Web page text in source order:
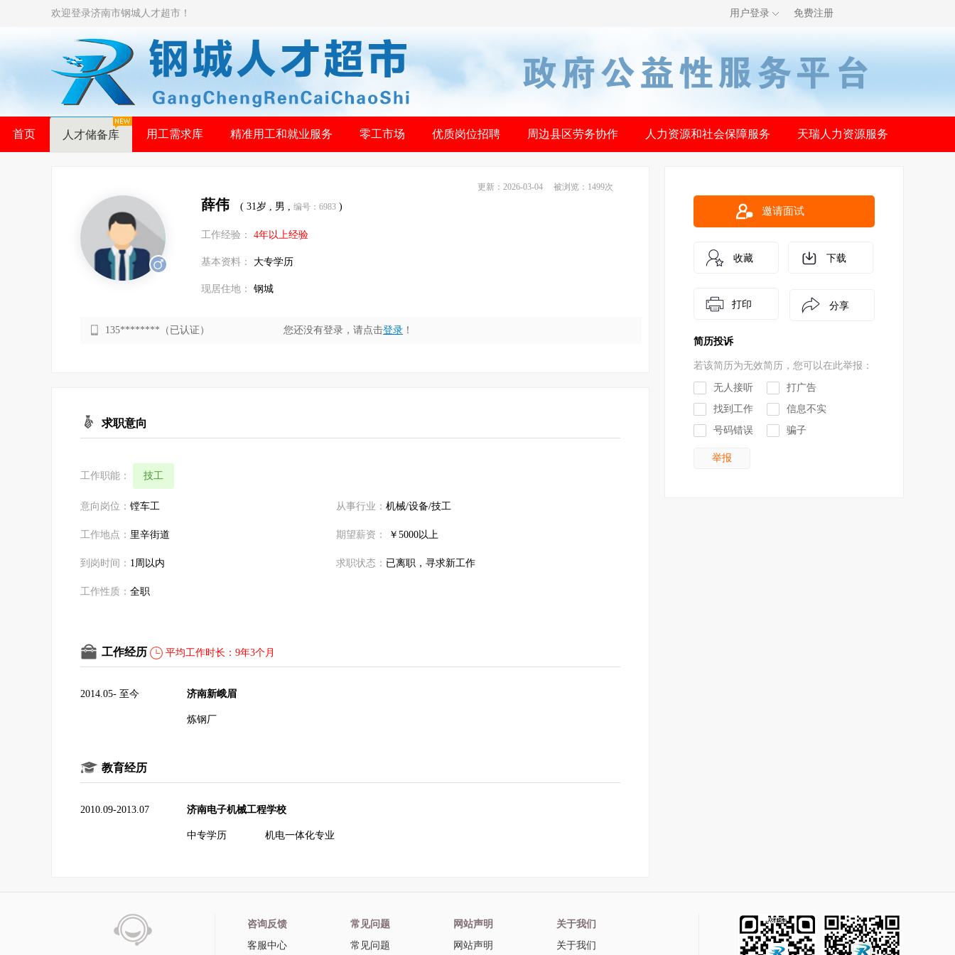
欢迎登录济南市钢城人才超市！ 用户登录 免费注册
首页 人才储备库 用工需求库 精准用工和就业服务 零工市场 优质岗位招聘 周边县区劳务协作 人力资源和社会保障服务 天瑞人力资源服务
更新：2026-03-04 被浏览： 1499次
薛伟 ( 31岁 , 男 , 编号：6983 )
工作经验： 4年以上经验
基本资料： 大专学历
现居住地： 钢城
135******** （已认证） 您还没有登录，请点击登录 ！
求职意向
工作职能： 技工
意向岗位： 镗车工 从事行业： 机械/设备/技工
工作地点： 里辛街道 期望薪资： ￥5000以上
到岗时间： 1周以内 求职状态： 已离职，寻求新工作
工作性质： 全职
工作经历 平均工作时长：9年3个月
2014.05- 至今 济南新峨眉
炼钢厂
教育经历
2010.09-2013.07 济南电子机械工程学校
中专学历 机电一体化专业
简历投诉
若该简历为无效简历，您可以在此举报：
无人接听 打广告
找到工作 信息不实
号码错误 骗子
咨询反馈
客服中心
常见问题
常见问题
网站声明
网站声明
关于我们
关于我们